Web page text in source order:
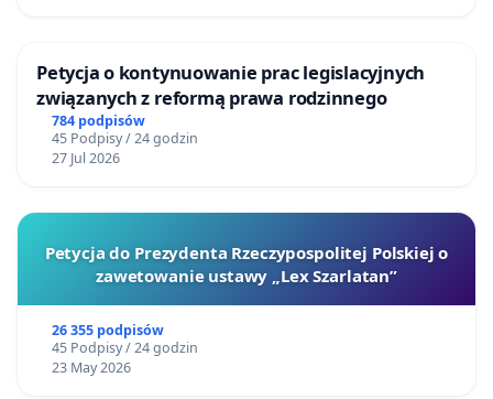
Petycja o kontynuowanie prac legislacyjnych
związanych z reformą prawa rodzinnego
784 podpisów
45 Podpisy / 24 godzin
27 Jul 2026
Petycja do Prezydenta Rzeczypospolitej Polskiej o
zawetowanie ustawy „Lex Szarlatan”
26 355 podpisów
45 Podpisy / 24 godzin
23 May 2026